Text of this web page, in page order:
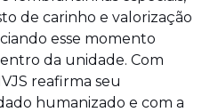
de carinho e valorização
esse momento
da unidade. Com
reafirma seu
humanizado e com a